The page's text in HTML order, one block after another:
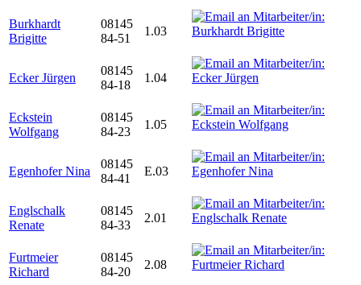
Burkhardt
Brigitte
08145
84-51
1.03
Ecker Jürgen
08145
84-18
1.04
Eckstein
Wolfgang
08145
84-23
1.05
Egenhofer Nina
08145
84-41
E.03
Englschalk
Renate
08145
84-33
2.01
Furtmeier
Richard
08145
84-20
2.08